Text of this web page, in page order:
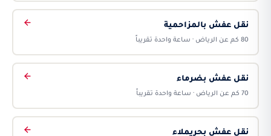
نقل عفش بالمزاحمية
80 كم عن الرياض · ساعة واحدة تقريباً
نقل عفش بضرماء
70 كم عن الرياض · ساعة واحدة تقريباً
نقل عفش بحريملاء